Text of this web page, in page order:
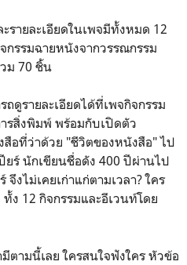
รายละเอียดในเพจมีทั้งหมด 12
กรรมฉายหนังจากวรรณกรรม
ม 70 ชิ้น
ถดูรายละเอียดได้ที่เพจกิจกรรม
ารสิ่งพิมพ์ พร้อมกับเปิดตัว
สือที่ว่าด้วย "ชีวิตของหนังสือ" ไป
ยร์ นักเขียนชื่อดัง 400 ปีผ่านไป
งไม่เคยเก่าแก่ตามเวลา? ใคร
ง 12 กิจกรรมและอีเวนท์โดย
ตามนี้เลย ใครสนใจฟังใคร หัวข้อ